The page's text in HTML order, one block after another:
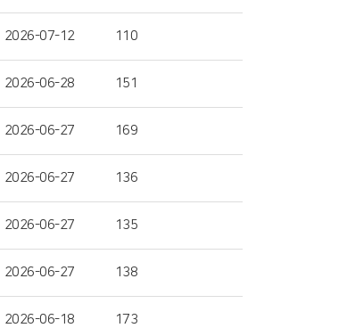
2026-07-12 110
2026-06-28 151
2026-06-27 169
2026-06-27 136
2026-06-27 135
2026-06-27 138
2026-06-18 173